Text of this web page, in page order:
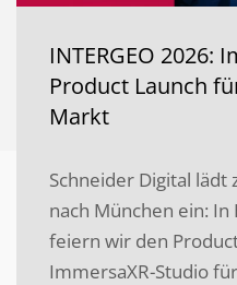
INTERGEO 2026:
Product Launch
Markt
Schneider Digital lädt
nach München ein: In
feiern wir den
ImmersaXR-Studio